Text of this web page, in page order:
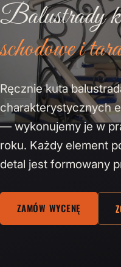
Balustrady
schodowe i
Ręcznie kuta
charakterystycznych
— wykonujemy je w
roku. Każdy element
detal jest formowany
ZAMÓW WYCENĘ